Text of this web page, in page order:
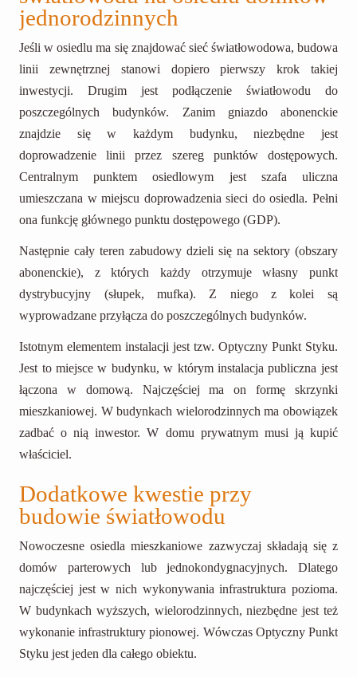
jednorodzinnych
Jeśli w osiedlu ma się znajdować sieć światłowodowa, budowa
linii zewnętrznej stanowi dopiero pierwszy krok takiej
inwestycji. Drugim jest podłączenie światłowodu do
poszczególnych budynków. Zanim gniazdo abonenckie
znajdzie się w każdym budynku, niezbędne jest
doprowadzenie linii przez szereg punktów dostępowych.
Centralnym punktem osiedlowym jest szafa uliczna
umieszczana w miejscu doprowadzenia sieci do osiedla. Pełni
ona funkcję głównego punktu dostępowego (GDP).
Następnie cały teren zabudowy dzieli się na sektory (obszary
abonenckie), z których każdy otrzymuje własny punkt
dystrybucyjny (słupek, mufka). Z niego z kolei są
wyprowadzane przyłącza do poszczególnych budynków.
Istotnym elementem instalacji jest tzw. Optyczny Punkt Styku.
Jest to miejsce w budynku, w którym instalacja publiczna jest
łączona w domową. Najczęściej ma on formę skrzynki
mieszkaniowej. W budynkach wielorodzinnych ma obowiązek
zadbać o nią inwestor. W domu prywatnym musi ją kupić
właściciel.
Dodatkowe kwestie przy
budowie światłowodu
Nowoczesne osiedla mieszkaniowe zazwyczaj składają się z
domów parterowych lub jednokondygnacyjnych. Dlatego
najczęściej jest w nich wykonywania infrastruktura pozioma.
W budynkach wyższych, wielorodzinnych, niezbędne jest też
wykonanie infrastruktury pionowej. Wówczas Optyczny Punkt
Styku jest jeden dla całego obiektu.